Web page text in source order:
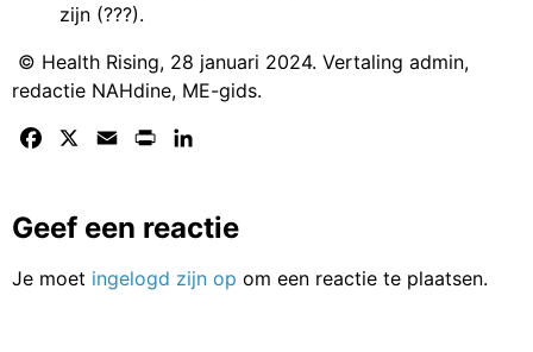
zijn (???).
© Health Rising, 28 januari 2024. Vertaling admin,
redactie NAHdine, ME-gids.
Facebook Email Print
Geef een reactie
Je moet ingelogd zijn op om een reactie te plaatsen.